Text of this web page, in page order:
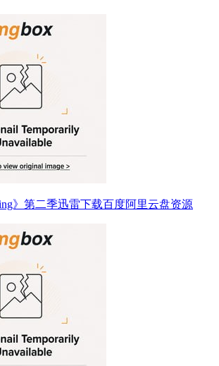
》第二季迅雷下载百度阿里云盘资源